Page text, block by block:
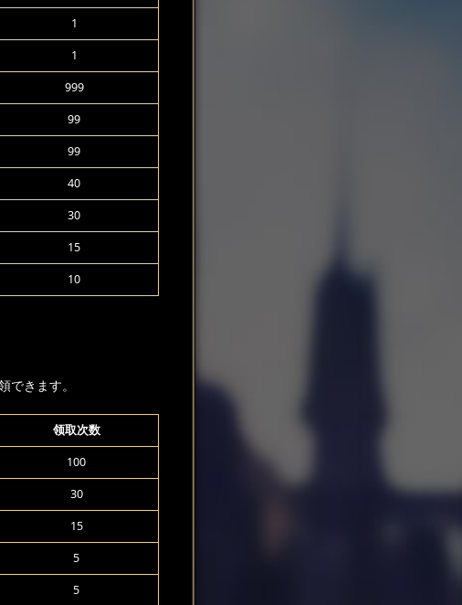
1
1
999
99
99
40
30
15
10
きます。
领取次数
100
30
15
5
5